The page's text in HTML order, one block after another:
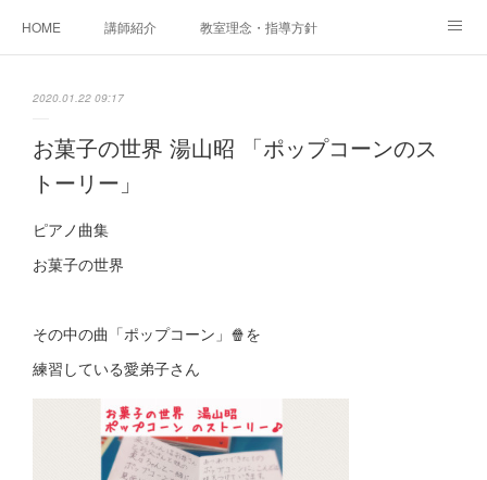
HOME 講師紹介 教室理念・指導方針
ご相談・体験レッスンお申し込み
2020.01.22 09:17
お菓子の世界 湯山昭 「ポップコーンのス
トーリー」
ピアノ曲集
お菓子の世界
その中の曲「ポップコーン」🍿を
練習している愛弟子さん